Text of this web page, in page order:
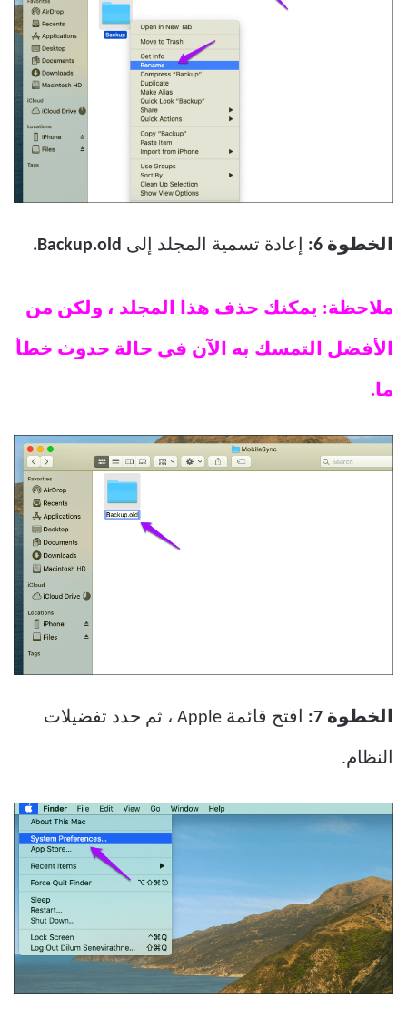
الخطوة 6: إعادة تسمية المجلد إلى
ملاحظة: يمكنك حذف هذا المجلد ، ولكن من
الأفضل التمسك به الآن في حالة حدوث خطأ
ما.
الخطوة 7: افتح قائمة Apple ، ثم حدد تفضيلات
النظام.